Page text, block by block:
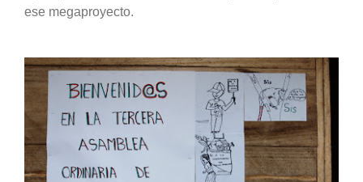
ese megaproyecto.